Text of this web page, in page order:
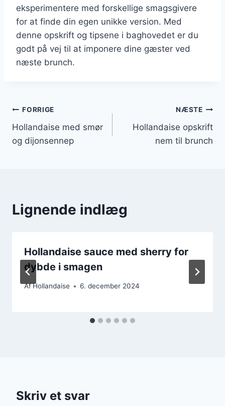
eksperimentere med forskellige smagsgivere
for at finde din egen unikke version. Med
denne opskrift og tipsene i baghovedet er du
godt på vej til at imponere dine gæster ved
næste brunch.
Indlægsnavigation
FORRIGE
Hollandaise med smør
og dijonsennep
NÆSTE
Hollandaise opskrift
nem til brunch
Lignende indlæg
Hollandaise sauce med sherry for
dybde i smagen
AfHollandaise 6. december 2024
Skriv et svar